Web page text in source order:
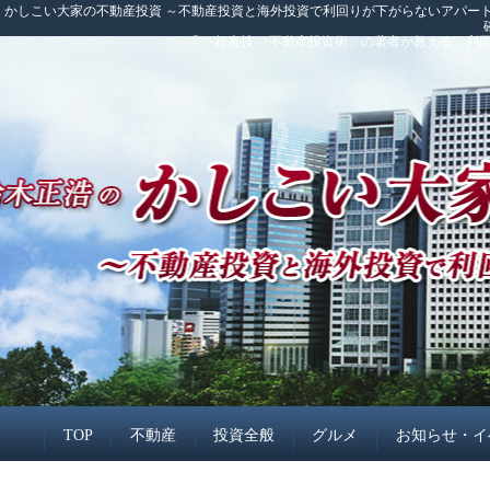
かしこい大家の不動産投資 ～不動産投資と海外投資で利回りが下がらないアパ
「<<超裏技>>不動産投資術」の著者が教える、
TOP 不動産 投資全般 グルメ お知らせ・